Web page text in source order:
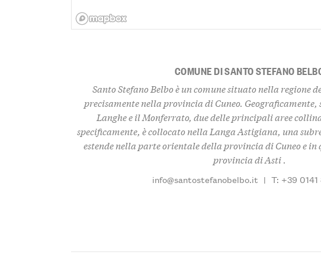
COMUNE DI SANTO STEFANO
Santo Stefano Belbo è un comune situato nella regione
precisamente nella provincia di Cuneo.
Langhe e il Monferrato, due delle principali aree
specificamente, è collocato nella Langa Astigiana, una
estende nella parte orientale della provincia di Cuneo e
provincia di Asti .
info@santostefanobelbo.it | T: +39 0141